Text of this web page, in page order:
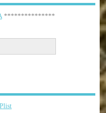
***************